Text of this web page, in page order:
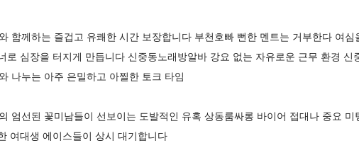
함께하는 즐겁고 유쾌한 시간 보장합니다 부천호빠 뻔한 멘트는 거부한다 여심
로 심장을 터지게 만듭니다 신중동노래방알바 강요 없는 자유로운 근무 환경 신
나누는 아주 은밀하고 아찔한 토크 타임
엄선된 꽃미남들이 선보이는 도발적인 유혹 상동룸싸롱 바이어 접대나 중요 미
여대생 에이스들이 상시 대기합니다